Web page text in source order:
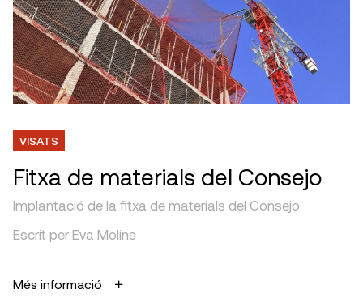
VISATS
Fitxa de materials del Consejo
Implantació de la fitxa de materials del Consejo
Escrit per Eva Molins
Més informació